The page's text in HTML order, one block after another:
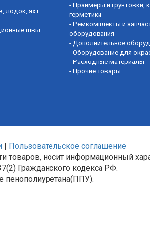
лодок, яхт
швы
- Праймеры и грунтовки,
герметики
- Ремкомплекты и
оборудования
- Дополнительное
- Оборудование для
- Расходные материалы
- Прочие товары
| Пользовательское соглашение
товаров, носит информационный
Гражданского кодекса РФ.
пенополиуретана(ППУ).